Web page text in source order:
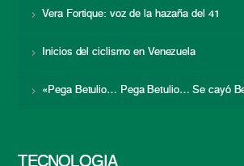
Vera Fortique: voz de la hazaña del 41
Inicios del ciclismo en Venezuela
«Pega Betulio… Pega Betulio… Se cayó